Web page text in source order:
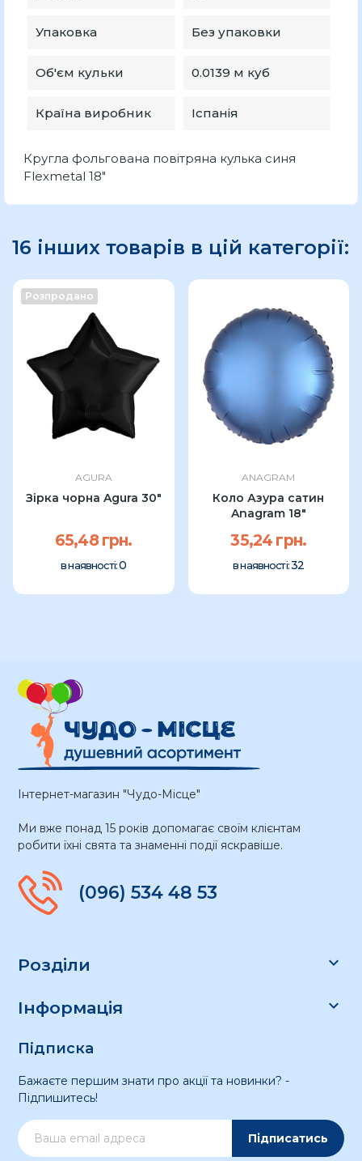
Упаковка Без упаковки
Об'єм кульки 0.0139 м куб
Країна виробник Іспанія
Кругла фольгована повітряна кулька синя
Flexmetal 18"
16 інших товарів в цій категорії:
Розпродано
AGURA
Зірка чорна Agura 30″
65,48 грн.
в наявності:0
ANAGRAM
Коло Азура сатин
Anagram 18"
35,24 грн.
в наявності:32
Інтернет-магазин "Чудо-Місце"
Ми вже понад 15 років допомагає своїм клієнтам
робити їхні свята та знаменні події яскравіше.
(096) 534 48 53
Розділи 
Інформація 
Підписка
Бажаєте першим знати про акції та новинки? -
Підпишитесь!
Підписатись